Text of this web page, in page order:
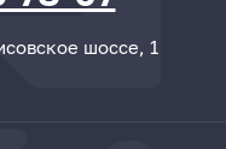
шоссе, 1